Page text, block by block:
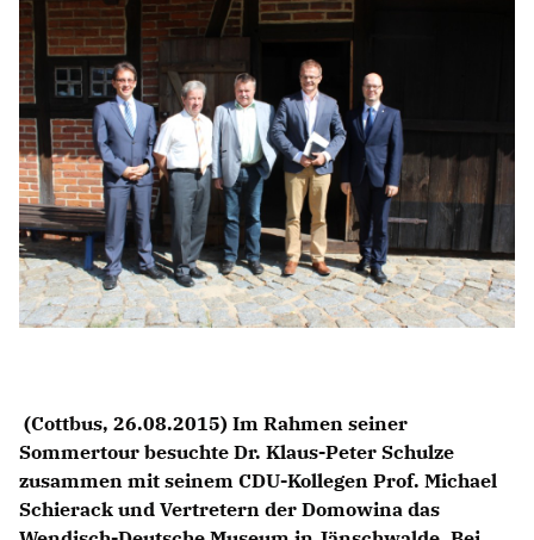
SICHERHEIT UND ZUSAMMENHALT
MITTELSTAND UND INDUSTRIE
BILDUNG
IDENTITÄT
MEINE 10 PUNKTE
PRAKTIKUM
(Cottbus, 26.08.2015) Im Rahmen seiner
Sommertour besuchte Dr. Klaus-Peter Schulze
zusammen mit seinem CDU-Kollegen Prof. Michael
Schierack und Vertretern der Domowina das